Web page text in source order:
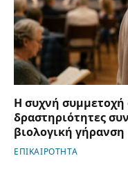
Η συχνή συμμετοχή
δραστηριότητες
βιολογική γήρανση
ΕΠΙΚΑΙΡΟΤΗΤΑ